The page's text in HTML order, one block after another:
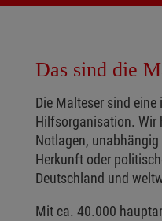
Das sind die
Die Malteser sind
Hilfsorganisation. Wir
Notlagen,
Herkunft oder
Deutschland und
Mit ca. 40.000